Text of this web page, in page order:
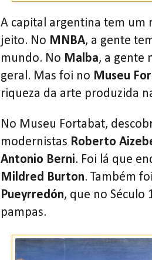
A capital argentina tem um
jeito. No MNBA, a gente
mundo. No Malba, a gente
geral. Mas foi no Museu
riqueza da arte produzida
No Museu Fortabat,
modernistas Roberto
Antonio Berni. Foi lá que
Mildred Burton. Também
Pueyrredón, que no Século
pampas.